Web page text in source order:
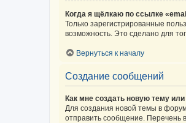
Когда я щёлкаю по ссылке
Только зарегистрированные
возможность. Это сделано для
Вернуться к началу
Создание сообщений
Как мне создать новую тему
Для создания новой темы в
отправить сообщение. Перечень